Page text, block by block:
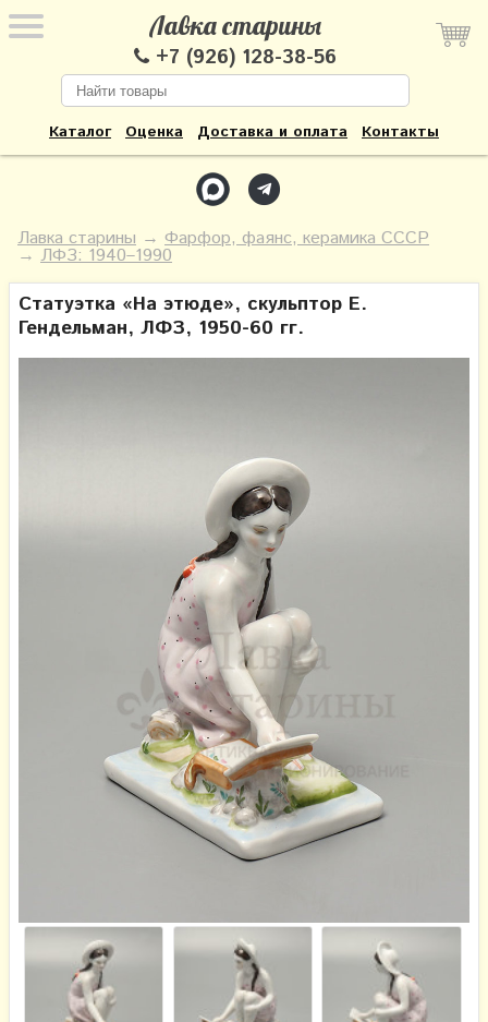
Лавка старины
+7 (926) 128-38-56
Каталог Оценка Доставка и оплата Контакты
Лавка старины → Фарфор, фаянс, керамика СССР
→ ЛФЗ: 1940–1990
Статуэтка «На этюде», скульптор Е.
Гендельман, ЛФЗ, 1950-60 гг.